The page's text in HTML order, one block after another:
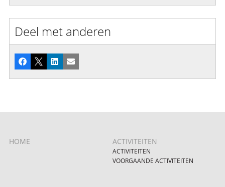
Deel met anderen
Facebook
X LinkedInE-mail
HOME ACTIVITEITEN
ACTIVITEITEN
VOORGAANDE ACTIVITEITEN